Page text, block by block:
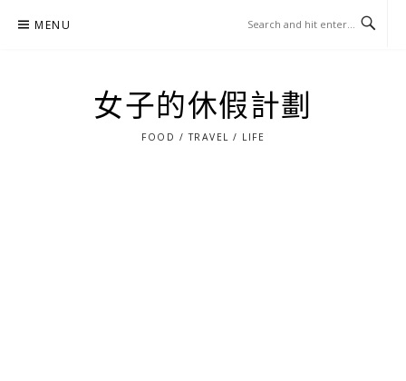
MENU
女子的休假計劃
FOOD / TRAVEL / LIFE